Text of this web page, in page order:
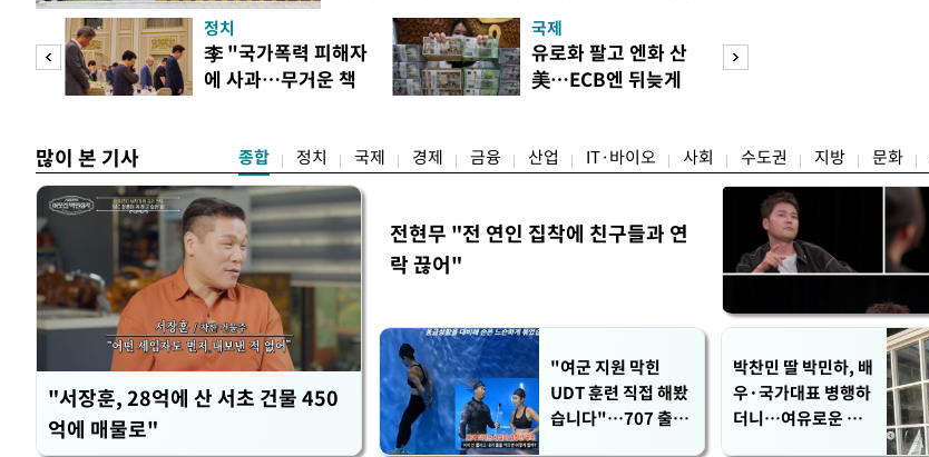
거지면서 그야말로 쑥대밭이 됐다. 특히 10년도 넘은 외국인
심판 성 접대 파문까지 파묘되면서 축구협회를 향한 불신은
돌이킬 수 없는 지경까지 이르렀다. 축구협회는 2024년 7월
홍명보 전 감독을 국가대표팀 사령탑으로 선임한 뒤
정치
李 "국가폭력 피해자
에 사과…무거운 책
국제
유로화 팔고 엔화 산
美…ECB엔 뒤늦게
많이 본 기사 종합 정치 국제 경제 금융 산업 IT·바이오 사회 수도권 지방 문화
"서장훈, 28억에 산 서초 건물 450
억에 매물로"
전현무 "전 연인 집착에 친구들과 연
락 끊어"
"여군 지원 막힌
UDT 훈련 직접 해봤
습니다"…707 출신
박찬민 딸 박민하, 배
우·국가대표 병행하
더니…여유로운 근